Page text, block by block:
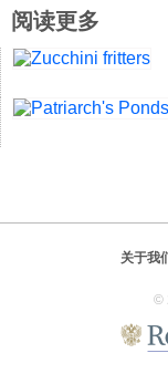
文化
历史
阅读更多
关于我
©